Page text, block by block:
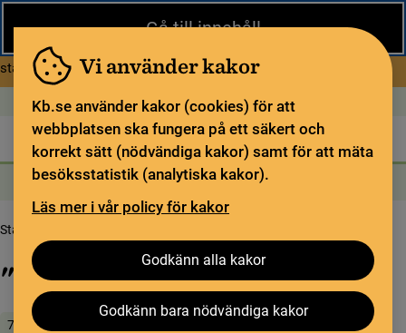
Gå till innehåll
Under sommaren har KB begränsad service och särskilda
öppettider. Vissa veckor är en del funktioner och samlingar
stängda.Läs mer om Begränsad service i sommar
Vi använder kakor
Kb.se använder kakor (cookies) för att
webbplatsen ska fungera på ett säkert och
korrekt sätt (nödvändiga kakor) samt för att mäta
besöksstatistik (analytiska kakor).
Läs mer i vår policy för kakor
Godkänn alla kakor
Godkänn bara nödvändiga kakor
Öppet idag: 9–18In English
Biblioteket För bibliotekssektorn Pliktleverans och ISBN
Sök Sök
Söktjänster
Startsida
"Fölket" i Hanbråka
7 april 2022